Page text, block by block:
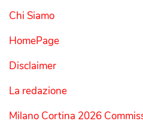
Chi Siamo
HomePage
Disclaimer
La redazione
Milano Cortina 2026